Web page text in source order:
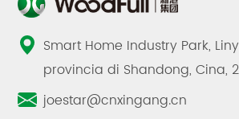
Smart Home Industry Park,
provincia di Shandong, Cina,
joestar@cnxingang.cn